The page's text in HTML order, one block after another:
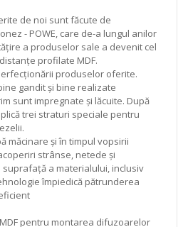
de noi sunt făcute de
- POWE, care de-a lungul anilor
a produselor sale a devenit cel
profilate MDF.
produselor oferite.
gandit și bine realizate
sunt impregnate și lăcuite. După
trei straturi speciale pentru
măcinare și în timpul vopsirii
strânse, netede și
a materialului, inclusiv
împiedică pătrunderea
pentru montarea difuzoarelor